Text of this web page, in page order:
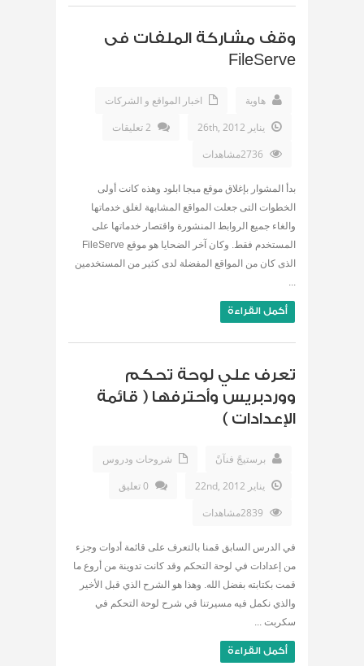
وقف مشاركة الملفات فى
FileServe
هاوية
اخبار المواقع و الشركات
يناير 26th, 2012
2 تعليقات
بدأ المشوار بإغلاق موقع ميجا ابلود وهذه كانت أولى
الخطوات التى جعلت المواقع المشابهة لغلق خدماتها
والغاء جميع الروابط المنشورة واقتصار خدماتها على
المستخدم فقط. وكان آخر الضحايا هو موقع FileServe
الذى كان من المواقع المفضلة لدى كثير من المستخدمين
...
أكمل القراءة
تعرف علي لوحة تحكم
ووردبريس وأحترفها ( قائمة
الإعدادات )
برستيجً فنآنً
شروحات ودروس
يناير 22nd, 2012
0 تعليق
في الدرس السابق قمنا بالتعرف على قائمة أدوات وجزء
من إعدادات في لوحة التحكم وقد كانت تدوينة من أروع ما
قمت بكتابته بفضل الله. وهذا هو الشرح الذي قبل الأخير
والذي نكمل فيه مسيرتنا في شرح لوحة التحكم في
سكربت ...
أكمل القراءة